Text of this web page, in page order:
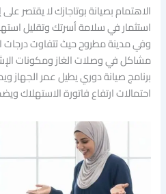
الاهتمام بصيانة بوتاجازك لا يقتصر
استثمار في سلامة أسرتك وتقليل
وفي مدينة مطروح حيث تتفاوت درجات
مشاكل في وصلات الغاز ومكونات
برنامج صيانة دوري يطيل عمر الجهاز
احتمالات ارتفاع فاتورة الاستهلاك